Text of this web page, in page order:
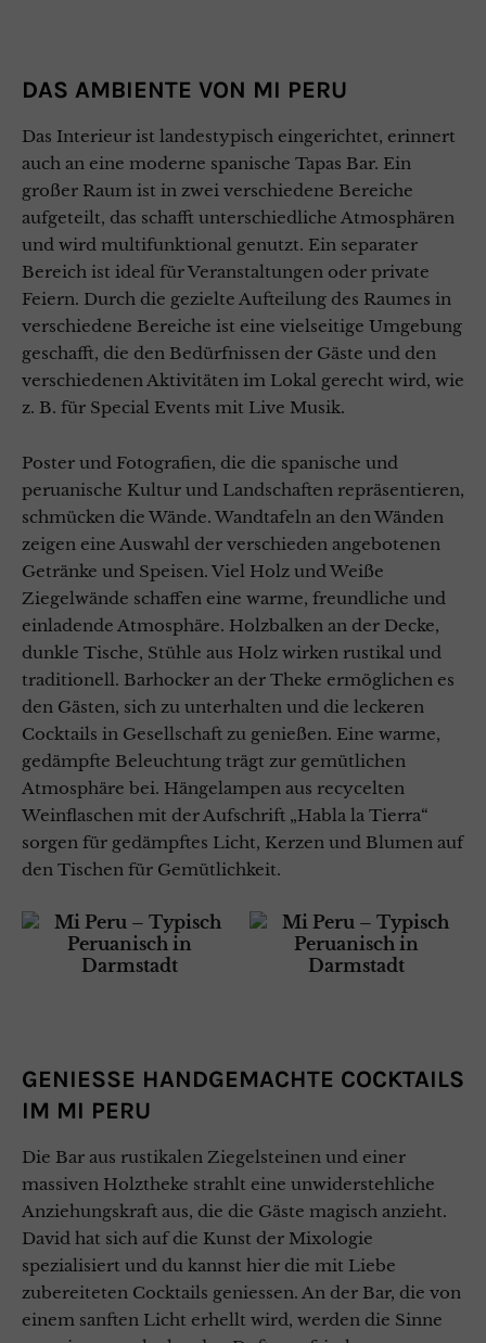
DAS AMBIENTE VON MI PERU
Das Interieur ist landestypisch eingerichtet, erinnert
auch an eine moderne spanische Tapas Bar. Ein
großer Raum ist in zwei verschiedene Bereiche
aufgeteilt, das schafft unterschiedliche Atmosphären
und wird multifunktional genutzt. Ein separater
Bereich ist ideal für Veranstaltungen oder private
Feiern. Durch die gezielte Aufteilung des Raumes in
verschiedene Bereiche ist eine vielseitige Umgebung
geschafft, die den Bedürfnissen der Gäste und den
verschiedenen Aktivitäten im Lokal gerecht wird, wie
z. B. für Special Events mit Live Musik.
Poster und Fotografien, die die spanische und
peruanische Kultur und Landschaften repräsentieren,
schmücken die Wände. Wandtafeln an den Wänden
zeigen eine Auswahl der verschieden angebotenen
Getränke und Speisen. Viel Holz und Weiße
Ziegelwände schaffen eine warme, freundliche und
einladende Atmosphäre. Holzbalken an der Decke,
dunkle Tische, Stühle aus Holz wirken rustikal und
traditionell. Barhocker an der Theke ermöglichen es
den Gästen, sich zu unterhalten und die leckeren
Cocktails in Gesellschaft zu genießen. Eine warme,
gedämpfte Beleuchtung trägt zur gemütlichen
Atmosphäre bei. Hängelampen aus recycelten
Weinflaschen mit der Aufschrift „Habla la Tierra“
sorgen für gedämpftes Licht, Kerzen und Blumen auf
den Tischen für Gemütlichkeit.
GENIESSE HANDGEMACHTE COCKTAILS
IM MI PERU
Die Bar aus rustikalen Ziegelsteinen und einer
massiven Holztheke strahlt eine unwiderstehliche
Anziehungskraft aus, die die Gäste magisch anzieht.
David hat sich auf die Kunst der Mixologie
spezialisiert und du kannst hier die mit Liebe
zubereiteten Cocktails geniessen. An der Bar, die von
einem sanften Licht erhellt wird, werden die Sinne